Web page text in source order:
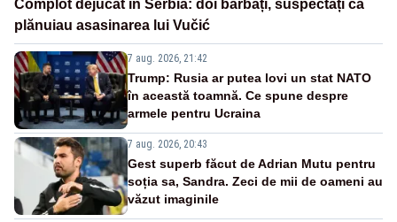
Complot dejucat în Serbia: doi bărbați, suspectați că
plănuiau asasinarea lui Vučić
7 aug. 2026, 21:42
Trump: Rusia ar putea lovi un stat NATO
în această toamnă. Ce spune despre
armele pentru Ucraina
7 aug. 2026, 20:43
Gest superb făcut de Adrian Mutu pentru
soția sa, Sandra. Zeci de mii de oameni au
văzut imaginile